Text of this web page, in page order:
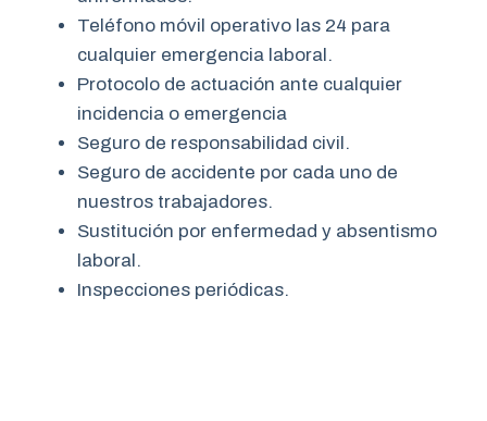
Teléfono móvil operativo las 24 para
cualquier emergencia laboral.
Protocolo de actuación ante cualquier
incidencia o emergencia
Seguro de responsabilidad civil.
Seguro de accidente por cada uno de
nuestros trabajadores.
Sustitución por enfermedad y absentismo
laboral.
Inspecciones periódicas.